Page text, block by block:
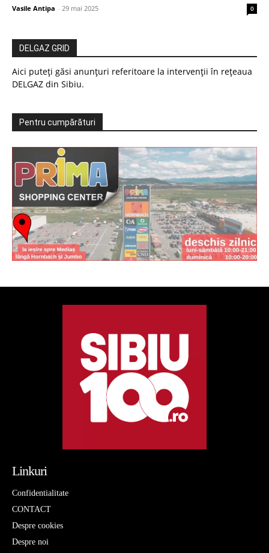
Vasile Antipa - 29 mai 2025 0
DELGAZ GRID
Aici puteți găsi anunțuri referitoare la intervenții în rețeaua
DELGAZ din Sibiu.
Pentru cumpărături
Linkuri
Confidentialitate
CONTACT
Despre cookies
Despre noi